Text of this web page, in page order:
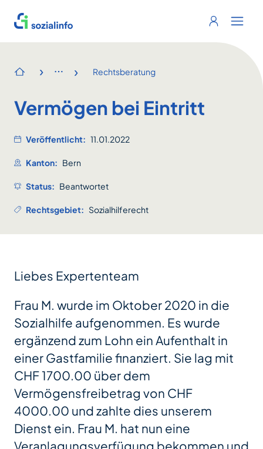
Sozialinfo
Login
Startseite
› › Rechtsberatung
Vermögen bei Eintritt
Veröffentlicht: 11.01.2022
Kanton: Bern
Status: Beantwortet
Rechtsgebiet: Sozialhilferecht
Liebes Expertenteam
Frau M. wurde im Oktober 2020 in die
Sozialhilfe aufgenommen. Es wurde
ergänzend zum Lohn ein Aufenthalt in
einer Gastfamilie finanziert. Sie lag mit
CHF 1700.00 über dem
Vermögensfreibetrag von CHF
4000.00 und zahlte dies unserem
Dienst ein. Frau M. hat nun eine